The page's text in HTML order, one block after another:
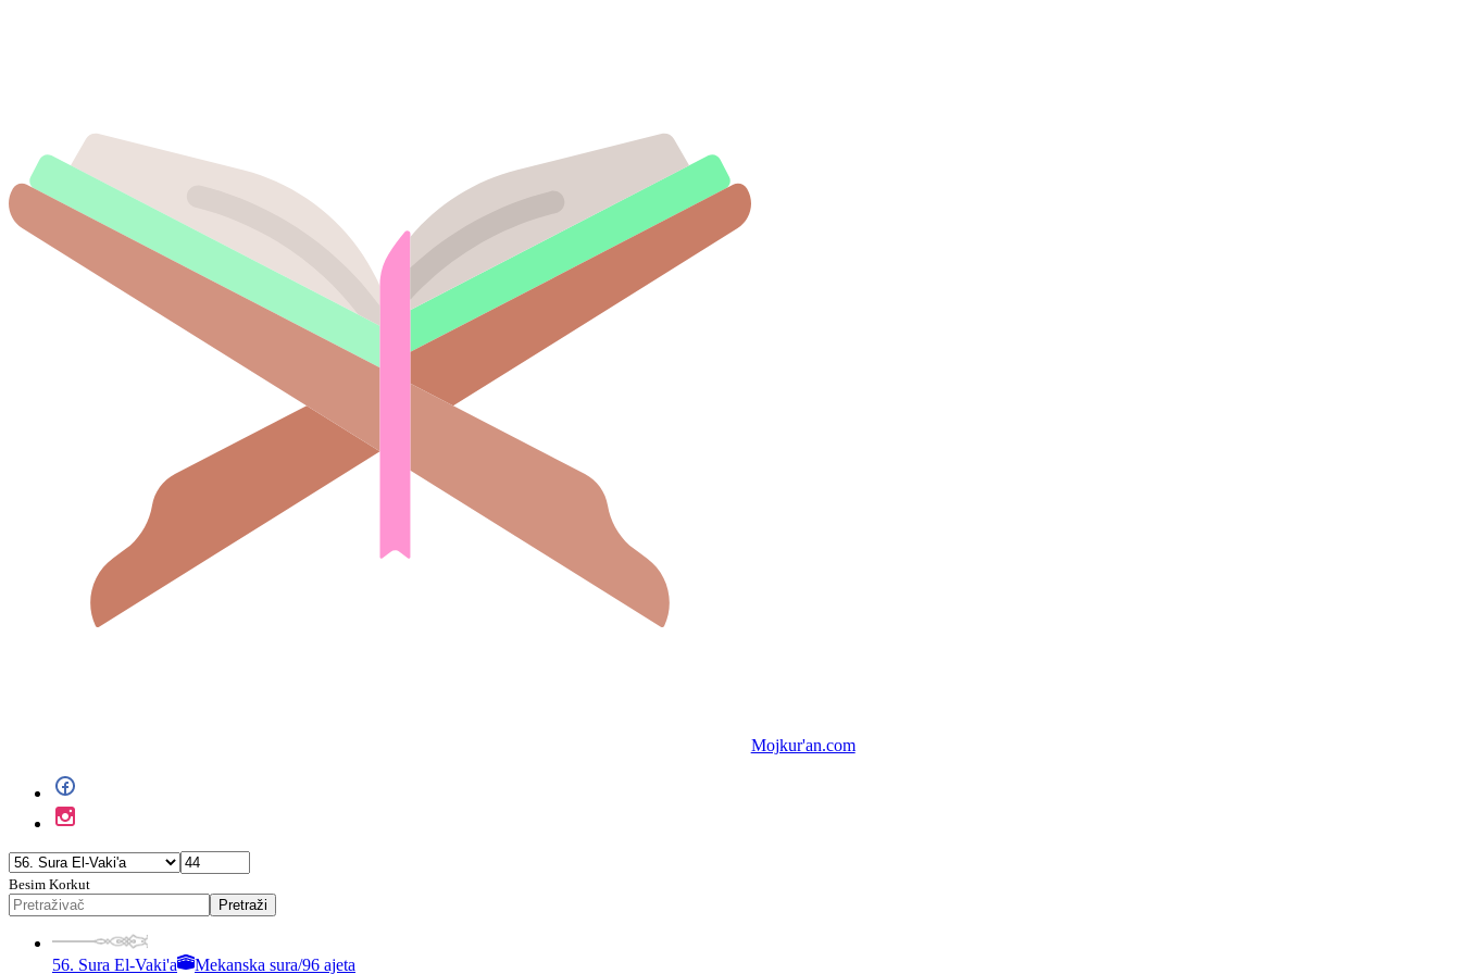
Mojkur'an.com
Besim Korkut
Pretraži
56. Sura El-Vaki'a Mekanska sura/96 ajeta